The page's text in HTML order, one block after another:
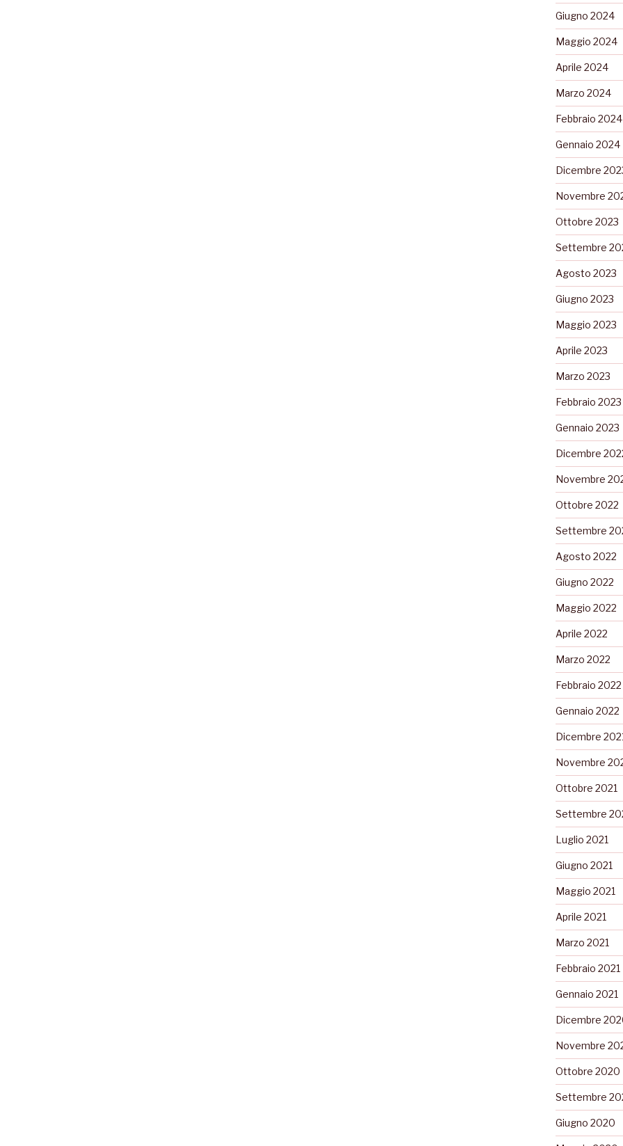
Giugno 2024
Maggio 2024
Aprile 2024
Marzo 2024
Febbraio 2024
Gennaio 2024
Dicembre
Novembre
Ottobre 2023
Settembre
Agosto 2023
Giugno 2023
Maggio 2023
Aprile 2023
Marzo 2023
Febbraio 2023
Gennaio 2023
Dicembre
Novembre
Ottobre 2022
Settembre
Agosto 2022
Giugno 2022
Maggio 2022
Aprile 2022
Marzo 2022
Febbraio 2022
Gennaio 2022
Dicembre
Novembre
Ottobre 2021
Settembre
Luglio 2021
Giugno 2021
Maggio 2021
Aprile 2021
Marzo 2021
Febbraio 2021
Gennaio 2021
Dicembre
Novembre
Ottobre 2020
Settembre
Giugno 2020